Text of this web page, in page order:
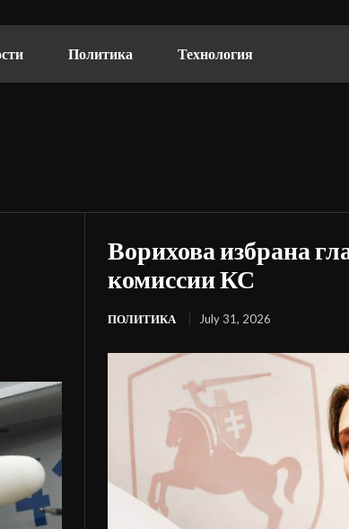
Политика Технология
Ворихова избрана
комиссии КС
ПОЛИТИКА July 31, 2026